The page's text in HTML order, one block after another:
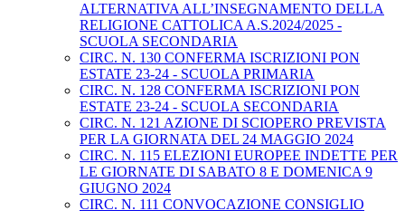
ALTERNATIVA ALL’INSEGNAMENTO DELLA
RELIGIONE CATTOLICA A.S.2024/2025 -
SCUOLA SECONDARIA
CIRC. N. 130 CONFERMA ISCRIZIONI PON
ESTATE 23-24 - SCUOLA PRIMARIA
CIRC. N. 128 CONFERMA ISCRIZIONI PON
ESTATE 23-24 - SCUOLA SECONDARIA
CIRC. N. 121 AZIONE DI SCIOPERO PREVISTA
PER LA GIORNATA DEL 24 MAGGIO 2024
CIRC. N. 115 ELEZIONI EUROPEE INDETTE PER
LE GIORNATE DI SABATO 8 E DOMENICA 9
GIUGNO 2024
CIRC. N. 111 CONVOCAZIONE CONSIGLIO